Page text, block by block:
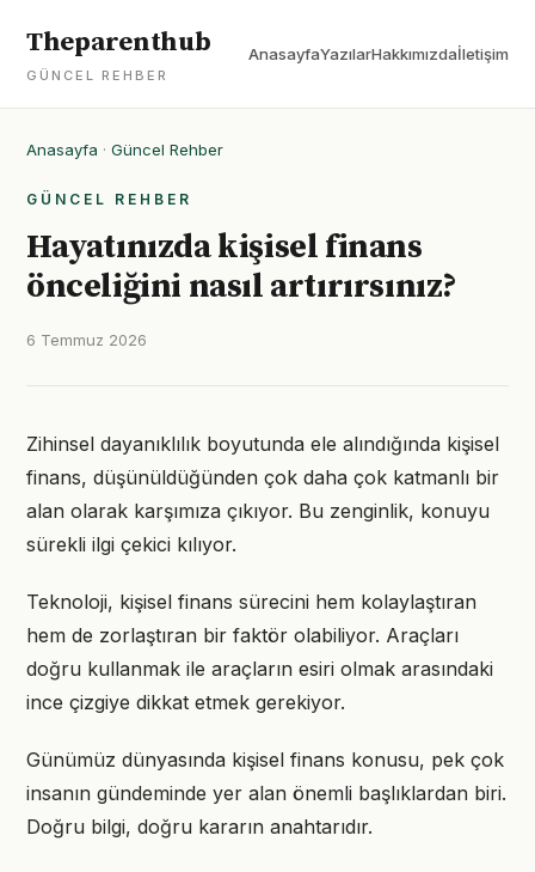
Theparenthub
GÜNCEL REHBER
AnasayfaYazılarHakkımızdaİletişim
Anasayfa · Güncel Rehber
GÜNCEL REHBER
Hayatınızda kişisel finans
önceliğini nasıl artırırsınız?
6 Temmuz 2026
Zihinsel dayanıklılık boyutunda ele alındığında kişisel
finans, düşünüldüğünden çok daha çok katmanlı bir
alan olarak karşımıza çıkıyor. Bu zenginlik, konuyu
sürekli ilgi çekici kılıyor.
Teknoloji, kişisel finans sürecini hem kolaylaştıran
hem de zorlaştıran bir faktör olabiliyor. Araçları
doğru kullanmak ile araçların esiri olmak arasındaki
ince çizgiye dikkat etmek gerekiyor.
Günümüz dünyasında kişisel finans konusu, pek çok
insanın gündeminde yer alan önemli başlıklardan biri.
Doğru bilgi, doğru kararın anahtarıdır.